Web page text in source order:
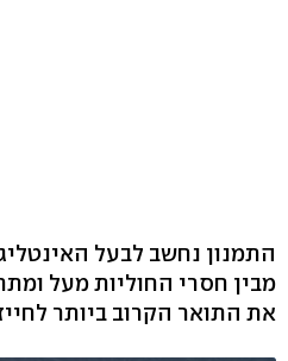
התמנון נחשב לבעל
מבין חסרי החוליות מעל
את התואר הקרוב ביותר